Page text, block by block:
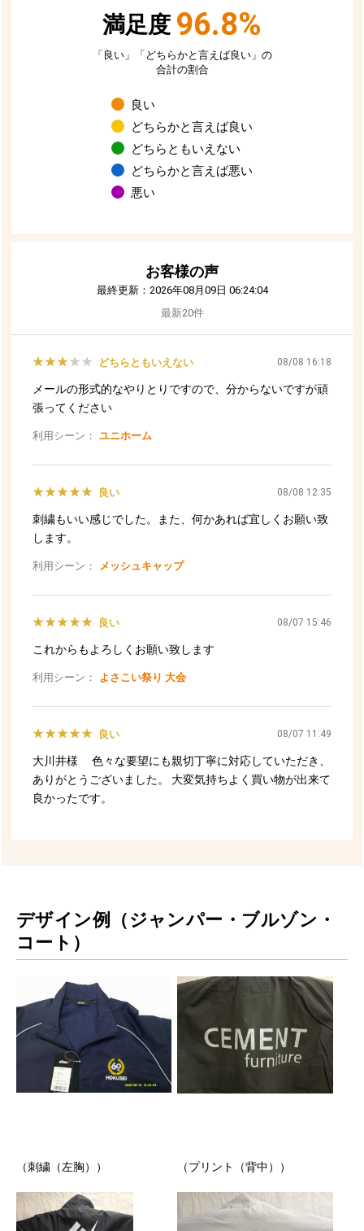
デザイン例（ジャンパー・ブルゾン・
コート）
（刺繍（左胸）） （プリント（背中））